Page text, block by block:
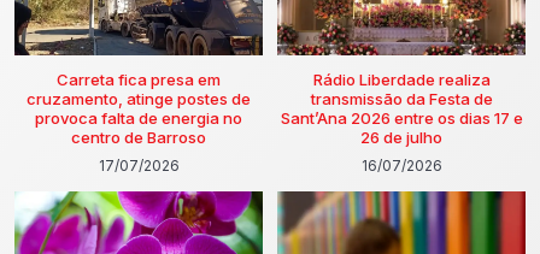
Carreta fica presa em
cruzamento, atinge postes de
provoca falta de energia no
centro de Barroso
17/07/2026
Rádio Liberdade realiza
transmissão da Festa de
Sant’Ana 2026 entre os dias 17 e
26 de julho
16/07/2026